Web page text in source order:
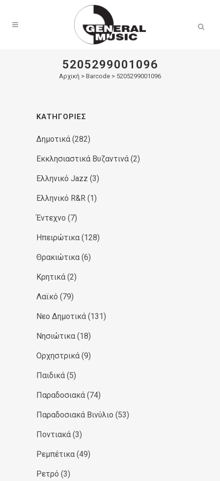
5205299001096
Αρχική > Barcode > 5205299001096
ΚΑΤΗΓΟΡΊΕΣ
Δημοτικά (282)
Εκκλησιαστικά Βυζαντινά (2)
Ελληνικό Jazz (3)
Ελληνικό R&R (1)
Έντεχνο (7)
Ηπειρώτικα (128)
Θρακιώτικα (6)
Κρητικά (2)
Λαϊκό (79)
Νεο Δημοτικά (131)
Νησιώτικα (18)
Ορχηστρικά (9)
Παιδικά (5)
Παραδοσιακά (74)
Παραδοσιακά Βινύλιο (53)
Ποντιακά (3)
Ρεμπέτικα (49)
Ρετρό (3)